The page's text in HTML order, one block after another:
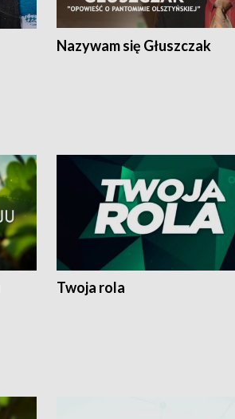
Nazywam się Głuszczak
Twoja rola